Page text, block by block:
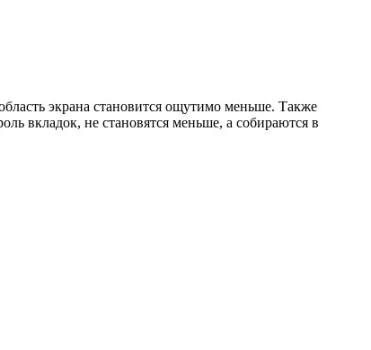
экрана становится ощутимо меньше. Также
вкладок, не становятся меньше, а собираются в